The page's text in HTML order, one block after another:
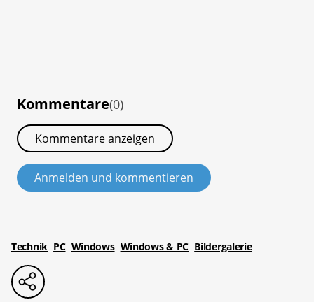
Kommentare(0)
Kommentare anzeigen
Anmelden und kommentieren
Technik PC Windows Windows & PC Bildergalerie